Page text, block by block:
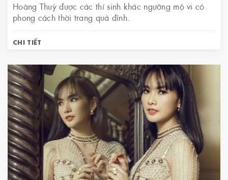
Hoàng Thuỳ được các thí sinh khác ngưỡng mộ vi có
phong cách thời trang quá đỉnh.
CHI TIẾT